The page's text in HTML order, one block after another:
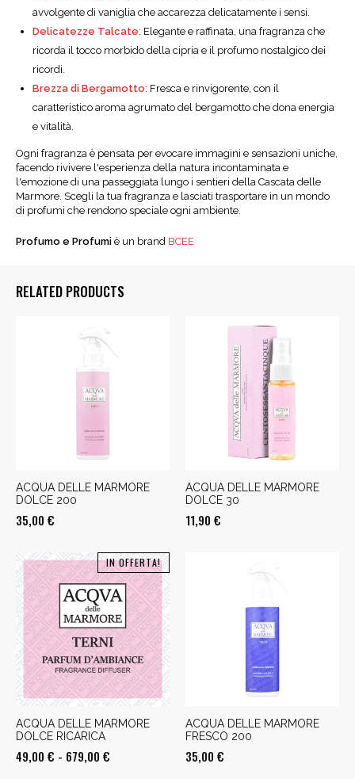
avvolgente di vaniglia che accarezza delicatamente i sensi.
Delicatezze Talcate: Elegante e raffinata, una fragranza che
ricorda il tocco morbido della cipria e il profumo nostalgico dei
ricordi.
Brezza di Bergamotto: Fresca e rinvigorente, con il
caratteristico aroma agrumato del bergamotto che dona energia
e vitalità.
Ogni fragranza è pensata per evocare immagini e sensazioni uniche,
facendo rivivere l'esperienza della natura incontaminata e
l'emozione di una passeggiata lungo i sentieri della Cascata delle
Marmore. Scegli la tua fragranza e lasciati trasportare in un mondo
di profumi che rendono speciale ogni ambiente.
Profumo e Profumi è un brand BCEE
RELATED PRODUCTS
ACQUA DELLE MARMORE
DOLCE 200
35,00 €
ACQUA DELLE MARMORE
DOLCE 30
11,90 €
IN OFFERTA!
ACQUA DELLE MARMORE
DOLCE RICARICA
49,00 € - 679,00 €
ACQUA DELLE MARMORE
FRESCO 200
35,00 €